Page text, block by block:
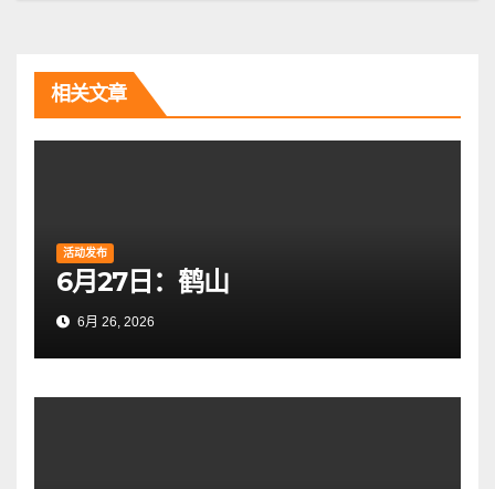
航
相关文章
活动发布
6月27日：鹤山
6月 26, 2026